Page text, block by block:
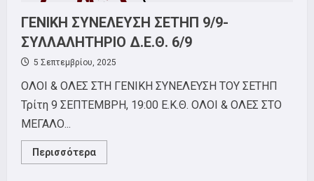
ΓΕΝΙΚΗ ΣΥΝΕΛΕΥΣΗ ΣΕΤΗΠ 9/9-
ΣΥΛΛΑΛΗΤΗΡΙΟ Δ.Ε.Θ. 6/9
5 Σεπτεμβρίου, 2025
ΟΛΟΙ & ΟΛΕΣ ΣΤΗ ΓΕΝΙΚΗ ΣΥΝΕΛΕΥΣΗ ΤΟΥ ΣΕΤΗΠ
Τρίτη 9 ΣΕΠΤΕΜΒΡΗ, 19:00 Ε.Κ.Θ. ΟΛΟΙ & ΟΛΕΣ ΣΤΟ
ΜΕΓΑΛΟ...
Περισσότερα
more